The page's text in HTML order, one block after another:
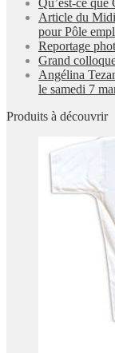
Article du
pour Pôle
Reportage
Grand
Angélina
le samedi 7
Produits à découvrir